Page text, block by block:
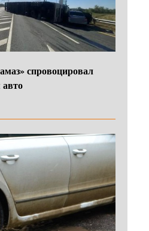
спровоцировал